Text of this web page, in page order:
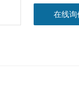
ProFlex PCR
在线询